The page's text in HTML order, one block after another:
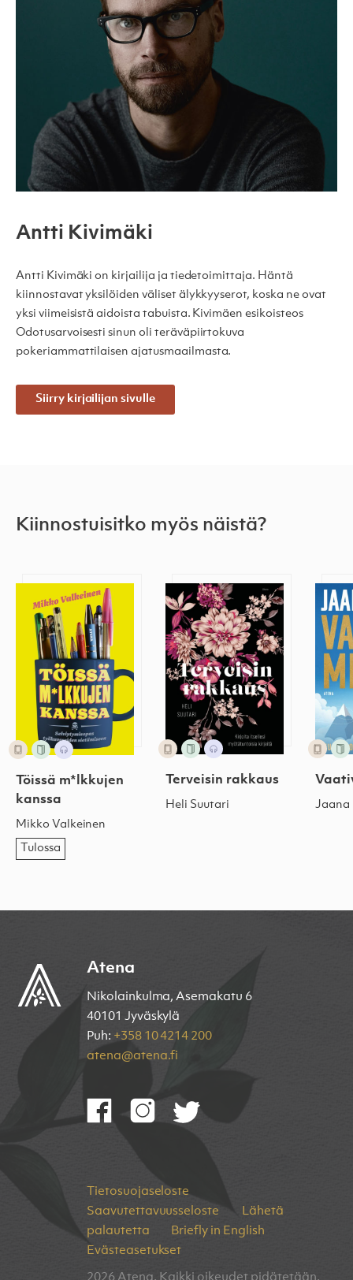
Antti Kivimäki
Antti Kivimäki on kirjailija ja tiedetoimittaja. Häntä
kiinnostavat yksilöiden väliset älykkyyserot, koska ne ovat
yksi viimeisistä aidoista tabuista. Kivimäen esikoisteos
Odotusarvoisesti sinun oli teräväpiirtokuva
pokeriammattilaisen ajatusmaailmasta.
Siirry kirjailijan sivulle
Kiinnostuisitko myös näistä?
Töissä m*lkkujen kanssa
Töissä m*lkkujen
kanssa
Mikko Valkeinen
Tulossa
Terveisin rakkaus
Terveisin rakkaus
Heli Suutari Jaana
Atena
Nikolainkulma, Asemakatu 6
40101 Jyväskylä
Puh: +358 10 4214 200
atena@atena.fi
Tietosuojaseloste
Saavutettavuusseloste
Lähetä
palautetta
Briefly in English
Evästeasetukset
2026 Atena. Kaikki oikeudet pidätetään.